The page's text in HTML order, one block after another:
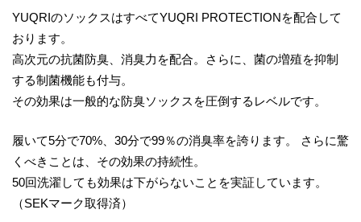
YUQRIのソックスはすべてYUQRI PROTECTIONを配合して
おります。
高次元の抗菌防臭、消臭力を配合。さらに、菌の増殖を抑制
する制菌機能も付与。
その効果は一般的な防臭ソックスを圧倒するレベルです。
履いて5分で70%、30分で99％の消臭率を誇ります。 さらに驚
くべきことは、その効果の持続性。
50回洗濯しても効果は下がらないことを実証しています。
（SEKマーク取得済）